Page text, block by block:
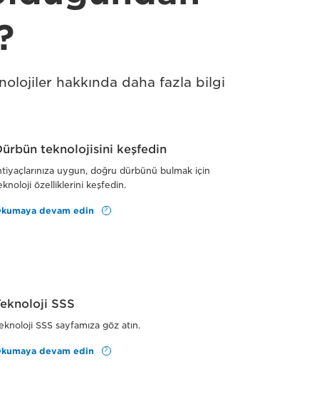
hakkında daha fazla bilgi
teknolojisini keşfedin
uygun, doğru dürbünü bulmak için
özelliklerini keşfedin.
devam edin
SSS
SSS sayfamıza göz atın.
devam edin